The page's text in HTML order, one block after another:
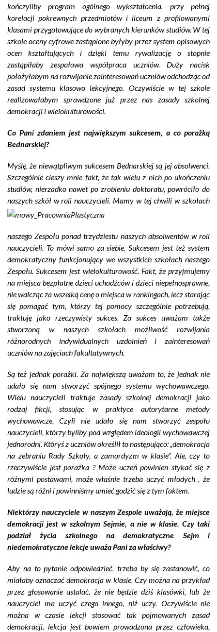
kończyliby program ogólnego wykształcenia, przy pełnej
korelacji pokrewnych przedmiotów i liceum z profilowanymi
klasami przygotowujące do wybranych kierunków studiów. W tej
szkole oceny cyfrowe zastąpione byłyby przez system opisowych
ocen kształtujących i dzięki temu rywalizację o stopnie
zastąpiłaby zespołowa współpraca uczniów. Duży nacisk
położyłabym na rozwijanie zainteresowań uczniów odchodząc od
zasad systemu klasowo lekcyjnego. Oczywiście w tej szkole
realizowałabym sprawdzone już przez nas zasady szkolnej
demokracji i wielokulturowości.
Co Pani zdaniem jest największym sukcesem, a co porażką
Bednarskiej?
Myślę, że niewątpliwym sukcesem Bednarskiej są jej absolwenci.
Szczególnie cieszy mnie fakt, że tak wielu z nich po ukończeniu
studiów, nierzadko nawet po zrobieniu doktoratu, powróciło do
naszych szkół w rolinauczycieli. Mamy w tej chwili w szkołach
naszego Zespołu ponad trzydziestu naszych absolwentów w roli
nauczycieli. To mówi samo za siebie. Sukcesem jest też system
demokratyczny funkcjonujący we wszystkich szkołach naszego
Zespołu. Sukcesem jest wielokulturowość. Fakt, że przyjmujemy
na miejsca bezpłatne dzieci uchodźców i dzieci niepełnosprawne,
nie walcząc za wszelką cenę o miejsca w rankingach, lecz starając
się pomagać tym, którzy tej pomocy szczególnie potrzebują,
traktuję jako rzeczywisty sukces. Za sukces uważam także
stworzoną w naszych szkołach możliwość rozwijania
różnorodnych indywidualnych uzdolnień i zainteresowań
uczniów na zajęciach fakultatywnych.
Są też jednak porażki. Za największą uważam to, że jednak nie
udało się nam stworzyć spójnego systemu wychowawczego.
Wielu nauczycieli traktuje zasady szkolnej demokracji jako
rodzaj fikcji, stosując w praktyce autorytarne metody
wychowawcze. Czyli nie udało się nam stworzyć zespołu
nauczycieli, którzy byliby pod względem ideologii wychowawczej
jednorodni. Któryś z uczniów określił to następująco: „demokracja
na zebraniu Rady Szkoły, a zamordyzm w klasie”. Ale, czy to
rzeczywiście jest porażka ? Może uczeń powinien stykać się z
różnymi postawami, może właśnie trzeba uczyć młodych , że
ludzie są różni i powinniśmy umieć godzić się z tym faktem.
Niektórzy nauczyciele w naszym Zespole uważają, że miejsce
demokracji jest w szkolnym Sejmie, a nie w klasie. Czy taki
podział życia szkolnego na demokratyczne Sejm i
niedemokratyczne lekcje uważa Pani za właściwy?
Aby na to pytanie odpowiedzieć, trzeba by się zastanowić, co
miałaby oznaczać demokracja w klasie. Czy można na przykład
przez głosowanie ustalać, że nie będzie dziś klasówki, lub że
nauczyciel ma uczyć czego innego, niż uczy. Oczywiście nie
można w czasie lekcji stosować tak pojmowanych zasad
demokracji, lekcja jest bowiem prowadzona przez człowieka,